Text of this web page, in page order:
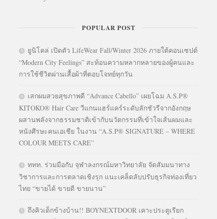
POPULAR POST
ยูนิโคล่ เปิดตัว LifeWear Fall/Winter 2026 ภายใต้คอนเซปต์
“Modern City Feelings” สะท้อนความหลากหลายของผู้คนและ
การใช้ชีวิตผ่านเสื้อผ้าที่ตอบโจทย์ทุกวัน
เสกผมสวยสุขภาพดี “Advance Cabello” เผยโฉม A.S.P®
KITOKO® Hair Care วีแกนแฮร์แคร์ระดับลักชัวรีจากอังกฤษ
ผสานพลังจากธรรมชาติเข้ากับนวัตกรรมที่เข้าใจเส้นผมและ
หนังศีรษะคนเอเชีย ในงาน “A.S.P® SIGNATURE – WHERE
COLOUR MEETS CARE”
ททท. ร่วมมือกับ จุฬาลงกรณ์มหาวิทยาลัย จัดสัมมนาทาง
วิชาการและการตลาดเชิงรุก แนะเคล็ดลับปรับธุรกิจท่องเที่ยว
ไทย “ขายได้ ขายดี ขายนาน”
ถึงคิวเด็กข้างบ้าน!! BOYNEXTDOOR เคาะประตูเรียก